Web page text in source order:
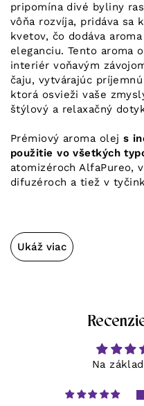
pripomína divé byliny
vôňa rozvíja, pridáva sa
kvetov, čo dodáva
eleganciu. Tento aroma
interiér voňavým
čaju, vytvárajúc
ktorá osvieži vaše
štýlový a relaxačný
Prémiový aroma olej s
použitie vo všetkých
atomizéroch AlfaPureo,
difuzéroch a tiež v
Ukáž viac
Na